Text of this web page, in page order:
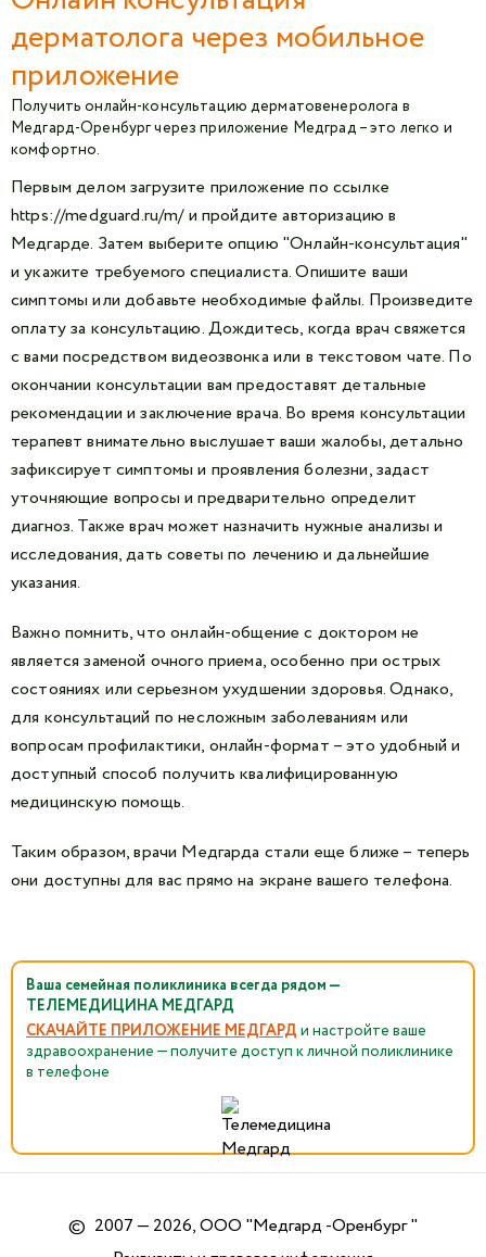
дерматолога через мобильное
приложение
Получить онлайн-консультацию дерматовенеролога в
Медгард-Оренбург через приложение Медград – это легко и
комфортно.
Первым делом загрузите приложение по ссылке
https://medguard.ru/m/и пройдите авторизацию в
Медгарде. Затем выберите опцию "Онлайн-консультация"
и укажите требуемого специалиста. Опишите ваши
симптомы или добавьте необходимые файлы. Произведите
оплату за консультацию. Дождитесь, когда врач свяжется
с вами посредством видеозвонка или в текстовом чате. По
окончании консультации вам предоставят детальные
рекомендации и заключение врача. Во время консультации
терапевт внимательно выслушает ваши жалобы, детально
зафиксирует симптомы и проявления болезни, задаст
уточняющие вопросы и предварительно определит
диагноз. Также врач может назначить нужные анализы и
исследования, дать советы по лечению и дальнейшие
указания.
Важно помнить, что онлайн-общение с доктором не
является заменой очного приема, особенно при острых
состояниях или серьезном ухудшении здоровья. Однако,
для консультаций по несложным заболеваниям или
вопросам профилактики, онлайн-формат – это удобный и
доступный способ получить квалифицированную
медицинскую помощь.
Таким образом, врачи Медгарда стали еще ближе – теперь
они доступны для вас прямо на экране вашего телефона.
Ваша семейная поликлиника всегда рядом —
ТЕЛЕМЕДИЦИНА МЕДГАРД
СКАЧАЙТЕ ПРИЛОЖЕНИЕ МЕДГАРД и настройте ваше
здравоохранение — получите доступ к личной поликлинике
в телефоне
© 2007 — 2026, ООО "Медгард -Оренбург "